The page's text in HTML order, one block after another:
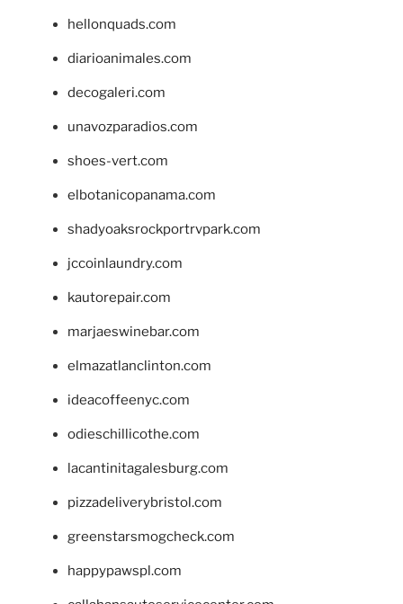
hellonquads.com
diarioanimales.com
decogaleri.com
unavozparadios.com
shoes-vert.com
elbotanicopanama.com
shadyoaksrockportrvpark.com
jccoinlaundry.com
kautorepair.com
marjaeswinebar.com
elmazatlanclinton.com
ideacoffeenyc.com
odieschillicothe.com
lacantinitagalesburg.com
pizzadeliverybristol.com
greenstarsmogcheck.com
happypawspl.com